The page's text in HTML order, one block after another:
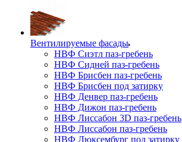
Вентилируемые фасады
НВФ Сиэтл паз-гребень
НВФ Сидней паз-гребень
НВФ Брисбен паз-гребень
НВФ Брисбен под затирку
НВФ Денвер паз-гребень
НВФ Дижон паз-гребень
НВФ Лиссабон 3D паз-гребень
НВФ Лиссабон паз-гребень
НВФ Люксембург под затирку